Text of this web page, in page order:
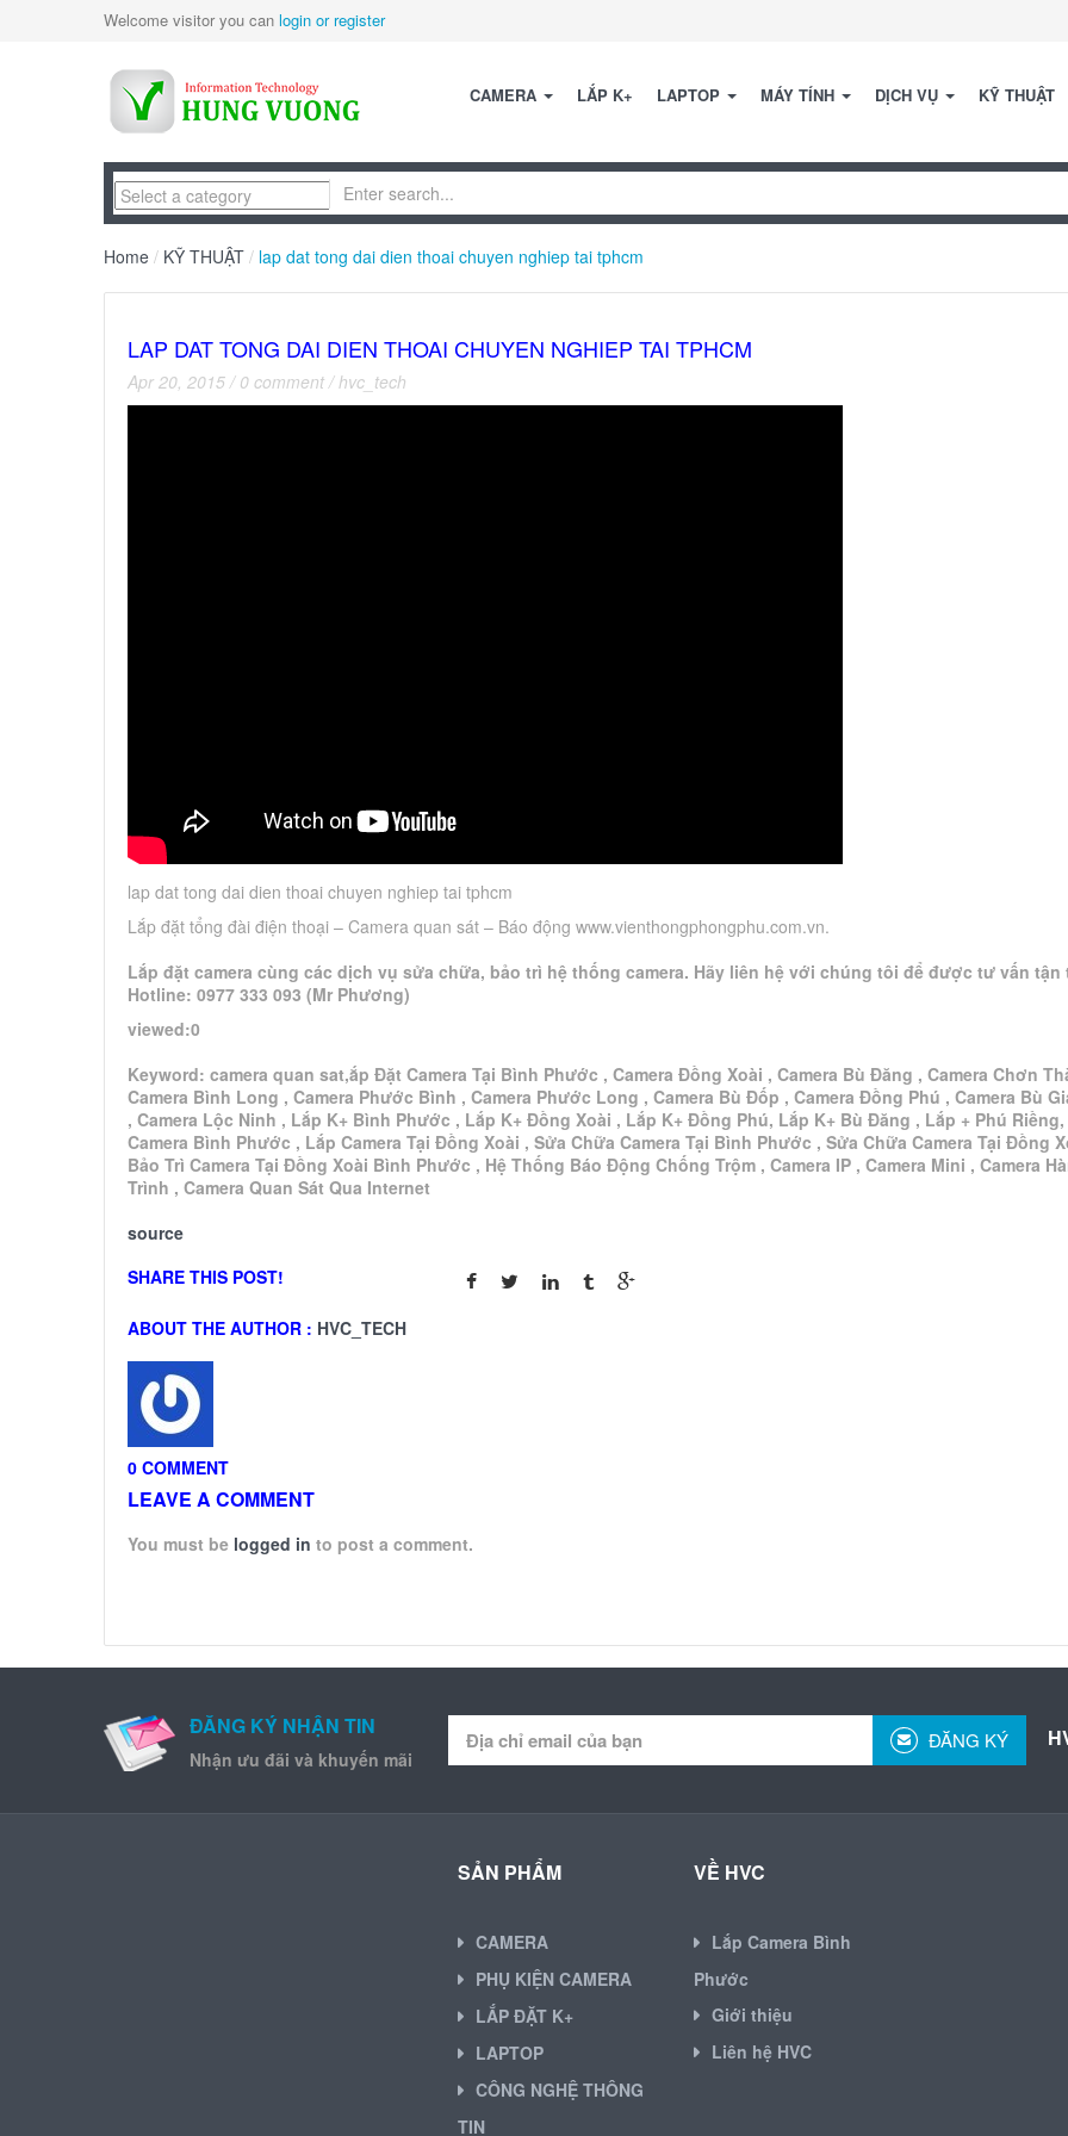
Welcome visitor you can login or register
CAMERA LẮP K+ LAPTOP MÁY TÍNH DỊCH VỤ KỸ THUẬT
Home / KỸ THUẬT / lap dat tong dai dien thoai chuyen nghiep tai tphcm
LAP DAT TONG DAI DIEN THOAI CHUYEN NGHIEP TAI TPHCM
Apr 20, 2015 / 0 comment /hvc_tech
lap dat tong dai dien thoai chuyen nghiep tai tphcm
Lắp đặt tổng đài điện thoại – Camera quan sát – Báo động www.vienthongphongphu.com.vn.
Lắp đặt camera cùng các dịch vụ sửa chữa, bảo trì hệ thống camera. Hãy liên hệ với chúng tôi để được tư vấn tận
Hotline: 0977 333 093 (Mr Phương)
viewed:0
Keyword: camera quan sat,ắp Đặt Camera Tại Bình Phước , Camera Đồng Xoài , Camera Bù Đăng , Camera Chơn
Camera Bình Long , Camera Phước Bình , Camera Phước Long , Camera Bù Đốp , Camera Đồng Phú , Camera Bù
, Camera Lộc Ninh , Lắp K+ Bình Phước , Lắp K+ Đồng Xoài , Lắp K+ Đồng Phú, Lắp K+ Bù Đăng , Lắp + Phú
Camera Bình Phước , Lắp Camera Tại Đồng Xoài , Sửa Chữa Camera Tại Bình Phước , Sửa Chữa Camera Tại Đồng
Bảo Trì Camera Tại Đồng Xoài Bình Phước , Hệ Thống Báo Động Chống Trộm , Camera IP , Camera Mini , Camera
Trình , Camera Quan Sát Qua Internet
source
SHARE THIS POST!
ABOUT THE AUTHOR : HVC_TECH
0 COMMENT
LEAVE A COMMENT
You must be logged in to post a comment.
ĐĂNG KÝ NHẬN TIN
Nhận ưu đãi và khuyến mãi
ĐĂNG KÝ
SẢN PHẨM
CAMERA
PHỤ KIỆN CAMERA
LẮP ĐẶT K+
LAPTOP
CÔNG NGHỆ THÔNG
TIN
VỀ HVC
Lắp Camera Bình
Phước
Giới thiệu
Liên hệ HVC